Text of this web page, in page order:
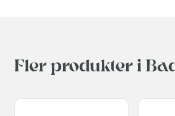
Fler produkter i